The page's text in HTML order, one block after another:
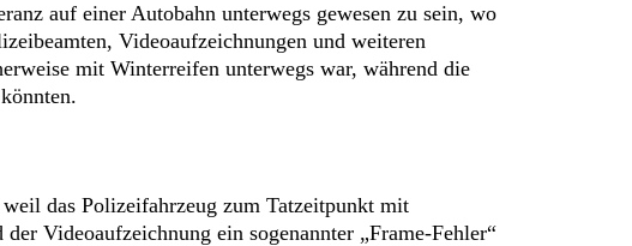
auf einer Autobahn unterwegs gewesen zu sein, wo
Videoaufzeichnungen und weiteren
mit Winterreifen unterwegs war, während die
das Polizeifahrzeug zum Tatzeitpunkt mit
Videoaufzeichnung ein sogenannter „Frame-Fehler“